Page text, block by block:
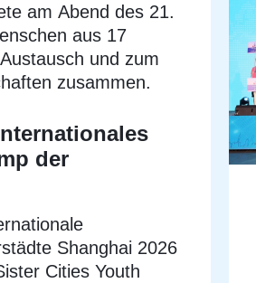
am Abend des 21.
aus 17
und zum
zusammen.
der
Shanghai 2026
Cities Youth